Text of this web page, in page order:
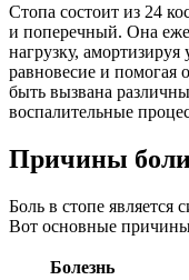
Стопа состоит из 24
и поперечный. Она
нагрузку,
равновесие и помогая
быть вызвана
воспалительные
Причины
Боль в стопе является
Вот основные
Болезнь